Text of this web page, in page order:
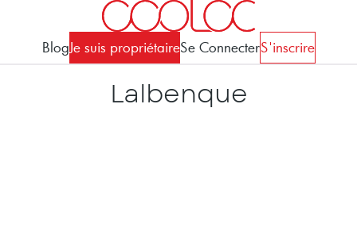
BlogJe suis propriétaireSe ConnecterS'inscrire
Lalbenque